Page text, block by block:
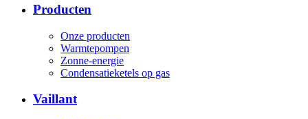
Producten
Onze producten
Warmtepompen
Zonne-energie
Condensatieketels op gas
Vaillant